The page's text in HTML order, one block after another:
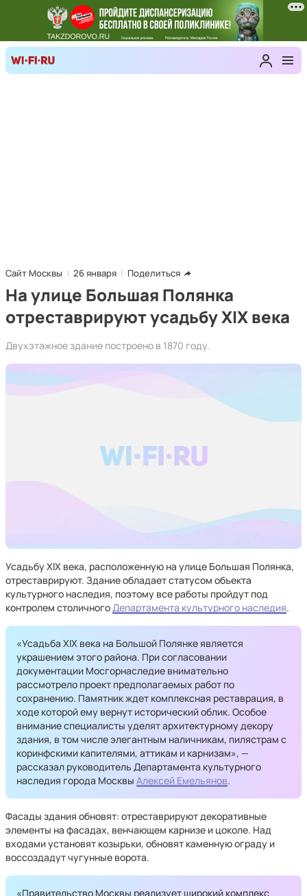
Сайт Москвы 26 января Поделиться
На улице Большая Полянка
отреставрируют усадьбу XIX века
Двухэтажное здание построено в 1870 году.
Усадьбу XIX века, расположенную на улице Большая Полянка,
отреставрируют. Здание обладает статусом объекта
культурного наследия, поэтому все работы пройдут под
контролем столичногоДепартамента культурного наследия.
«Усадьба XIX века на Большой Полянке является
украшением этого района. При согласовании
документации Мосгорнаследие внимательно
рассмотрело проект предполагаемых работ по
сохранению. Памятник ждет комплексная реставрация, в
ходе которой ему вернут исторический облик. Особое
внимание специалисты уделят архитектурному декору
здания, в том числе элегантным наличникам, пилястрам с
коринфскими капителями, аттикам и карнизам», —
рассказал руководитель Департамента культурного
наследия города Москвы Алексей Емельянов.
Фасады здания обновят: отреставрируют декоративные
элементы на фасадах, венчающем карнизе и цоколе. Над
входами установят козырьки, обновят каменную ограду и
воссоздадут чугунные ворота.
«Правительство Москвы реализует широкий комплекс